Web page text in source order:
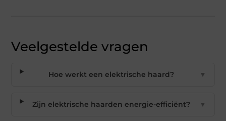
Veelgestelde vragen
Hoe werkt een elektrische haard? ▼
Zijn elektrische haarden energie-efficiënt? ▼